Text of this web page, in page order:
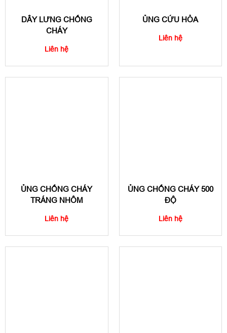
DÂY LƯNG CHỐNG
CHÁY
Liên hệ
ỦNG CỨU HỎA
Liên hệ
ỦNG CHỐNG CHÁY
TRÁNG NHÔM
Liên hệ
ỦNG CHỐNG CHÁY 500
ĐỘ
Liên hệ